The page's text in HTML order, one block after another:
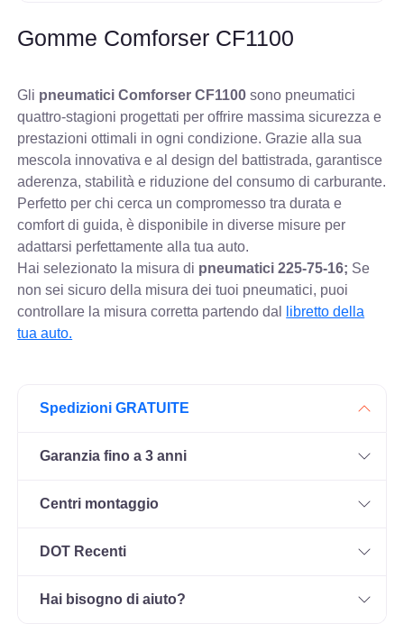
Gomme Comforser CF1100
Gli pneumatici Comforser CF1100 sono pneumatici
quattro-stagioni progettati per offrire massima sicurezza e
prestazioni ottimali in ogni condizione. Grazie alla sua
mescola innovativa e al design del battistrada, garantisce
aderenza, stabilità e riduzione del consumo di carburante.
Perfetto per chi cerca un compromesso tra durata e
comfort di guida, è disponibile in diverse misure per
adattarsi perfettamente alla tua auto.
Hai selezionato la misura di pneumatici225-75-16; Se
non sei sicuro della misura dei tuoi pneumatici, puoi
controllare la misura corretta partendo dal
libretto della
tua auto.
Spedizioni GRATUITE
Garanzia fino a 3 anni
Centri montaggio
DOT Recenti
Hai bisogno di aiuto?